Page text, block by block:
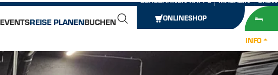
EVENTSREISE PLANENBUCHEN
INFO
ONLINESHOP